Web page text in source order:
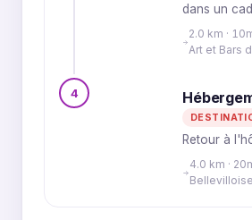
dans un
2.0 km ·
Art et Bars
4
Retour à
4.0 km ·